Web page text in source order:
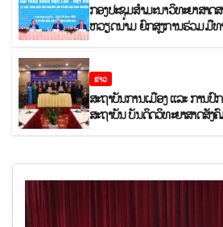
ກອງປະຊຸມສໍາມະນາວິທະຍາສາດ
ຫວຽດນາມ ຍົກສູງການຮ່ວມມືທ
ຂ່າວ
ສະຖາບັນການເມືອງ ແລະ ການ
ສະຖາບັນ ບັນດິດວິທະຍາສາດສັງ